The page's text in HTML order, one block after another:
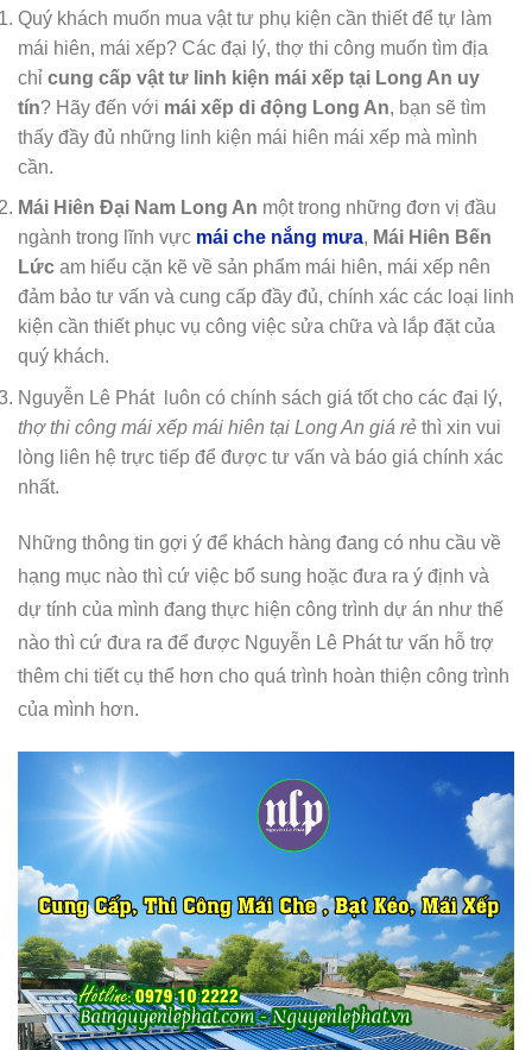
Quý khách muốn mua vật tư phụ kiện cần thiết để tự làm
mái hiên, mái xếp? Các đại lý, thợ thi công muốn tìm địa
chỉ cung cấp vật tư linh kiện mái xếp tại Long An uy
tín? Hãy đến với mái xếp di động Long An, bạn sẽ tìm
thấy đầy đủ những linh kiện mái hiên mái xếp mà mình
cần.
Mái Hiên Đại Nam Long An một trong những đơn vị đầu
ngành trong lĩnh vực mái che nắng mưa, Mái Hiên Bến
Lức am hiểu cặn kẽ về sản phẩm mái hiên, mái xếp nên
đảm bảo tư vấn và cung cấp đầy đủ, chính xác các loại linh
kiện cần thiết phục vụ công việc sửa chữa và lắp đặt của
quý khách.
Nguyễn Lê Phát luôn có chính sách giá tốt cho các đại lý,
thợ thi công mái xếp mái hiên tại Long An giá rẻ thì xin vui
lòng liên hệ trực tiếp để được tư vấn và báo giá chính xác
nhất.
Những thông tin gợi ý để khách hàng đang có nhu cầu về
hạng mục nào thì cứ việc bổ sung hoặc đưa ra ý định và
dự tính của mình đang thực hiện công trình dự án như thế
nào thì cứ đưa ra để được Nguyễn Lê Phát tư vấn hỗ trợ
thêm chi tiết cụ thể hơn cho quá trình hoàn thiện công trình
của mình hơn.